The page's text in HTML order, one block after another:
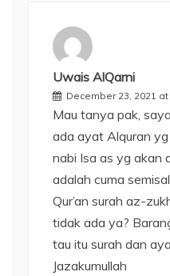
Uwais AlQarni
December 23, 2021
Mau tanya pak,
ada ayat Alquran
nabi Isa as yg akan
adalah cuma
Qur’an surah az-
tidak ada ya?
tau itu surah dan
Jazakumullah